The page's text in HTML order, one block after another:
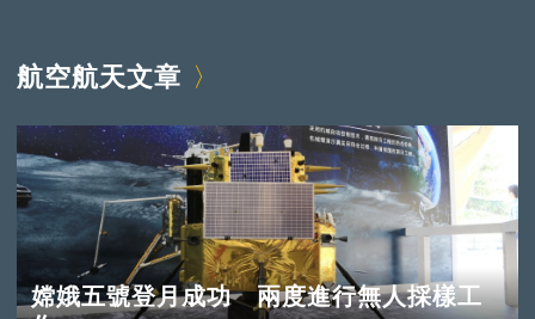
航空航天文章
嫦娥五號登月成功 兩度進行無人採樣工